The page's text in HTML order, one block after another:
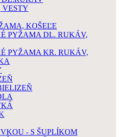
VESTY
KOŠEĽE
PYŽAMA DL. RUKÁV,
PYŽAMA KR. RUKÁV,
- S ŠUPLÍKOM